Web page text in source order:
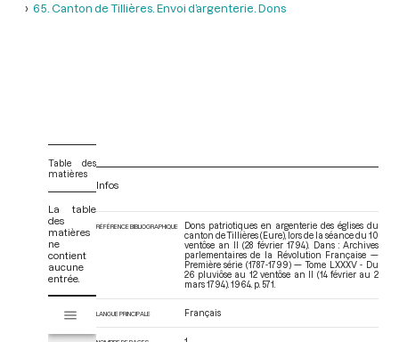
65. Canton de Tillières. Envoi d’argenterie. Dons
Table des
matières
La table
des
matières
ne
contient
aucune
entrée.
s
Tome LXXXV - Du 26 pluviôse au 12 ventôse an II (14 février au 2 mars
Infos
RÉFÉRENCE BIBLIOGRAPHIQUE
Dons patriotiques en argenterie des églises du
canton de Tillières (Eure), lors de la séance du 10
ventôse an II (28 février 1794). Dans : Archives
parlementaires de la Révolution Française —
Première série (1787-1799) — Tome LXXXV - Du
26 pluviôse au 12 ventôse an II (14 février au 2
mars 1794). 1964. p. 571.
LANGUE PRINCIPALE Français